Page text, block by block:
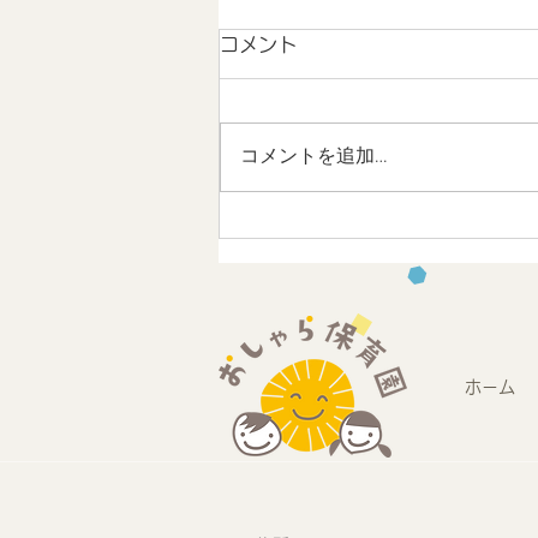
地域連携 未来のストリート
デザインワークショップに参
加しました
コメント
コメントを追加…
ホーム